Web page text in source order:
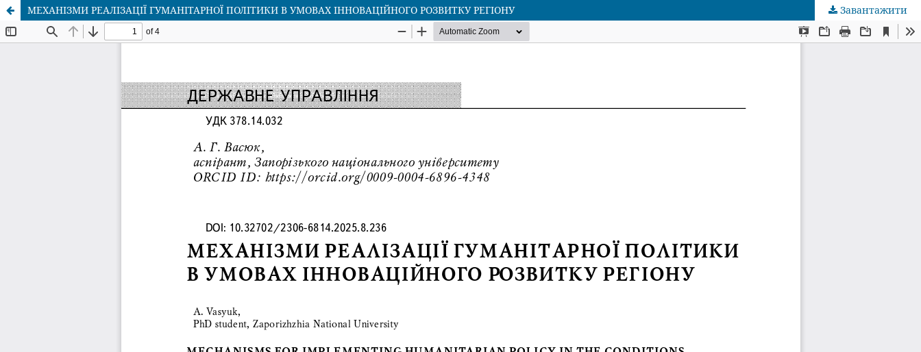
МЕХАНІЗМИ РЕАЛІЗАЦІЇ ГУМАНІТАРНОЇ ПОЛІТИКИ В УМОВАХ ІННОВАЦІЙНОГО РОЗВИТКУ РЕГІОНУ Завантажити